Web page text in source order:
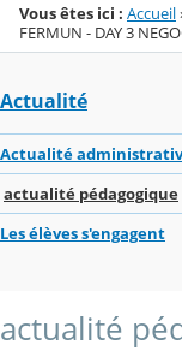
Vous êtes ici : Accueil
FERMUN - DAY 3
Actualité
Actualité
actualité pédagogique
Les élèves s'engagent
actualité